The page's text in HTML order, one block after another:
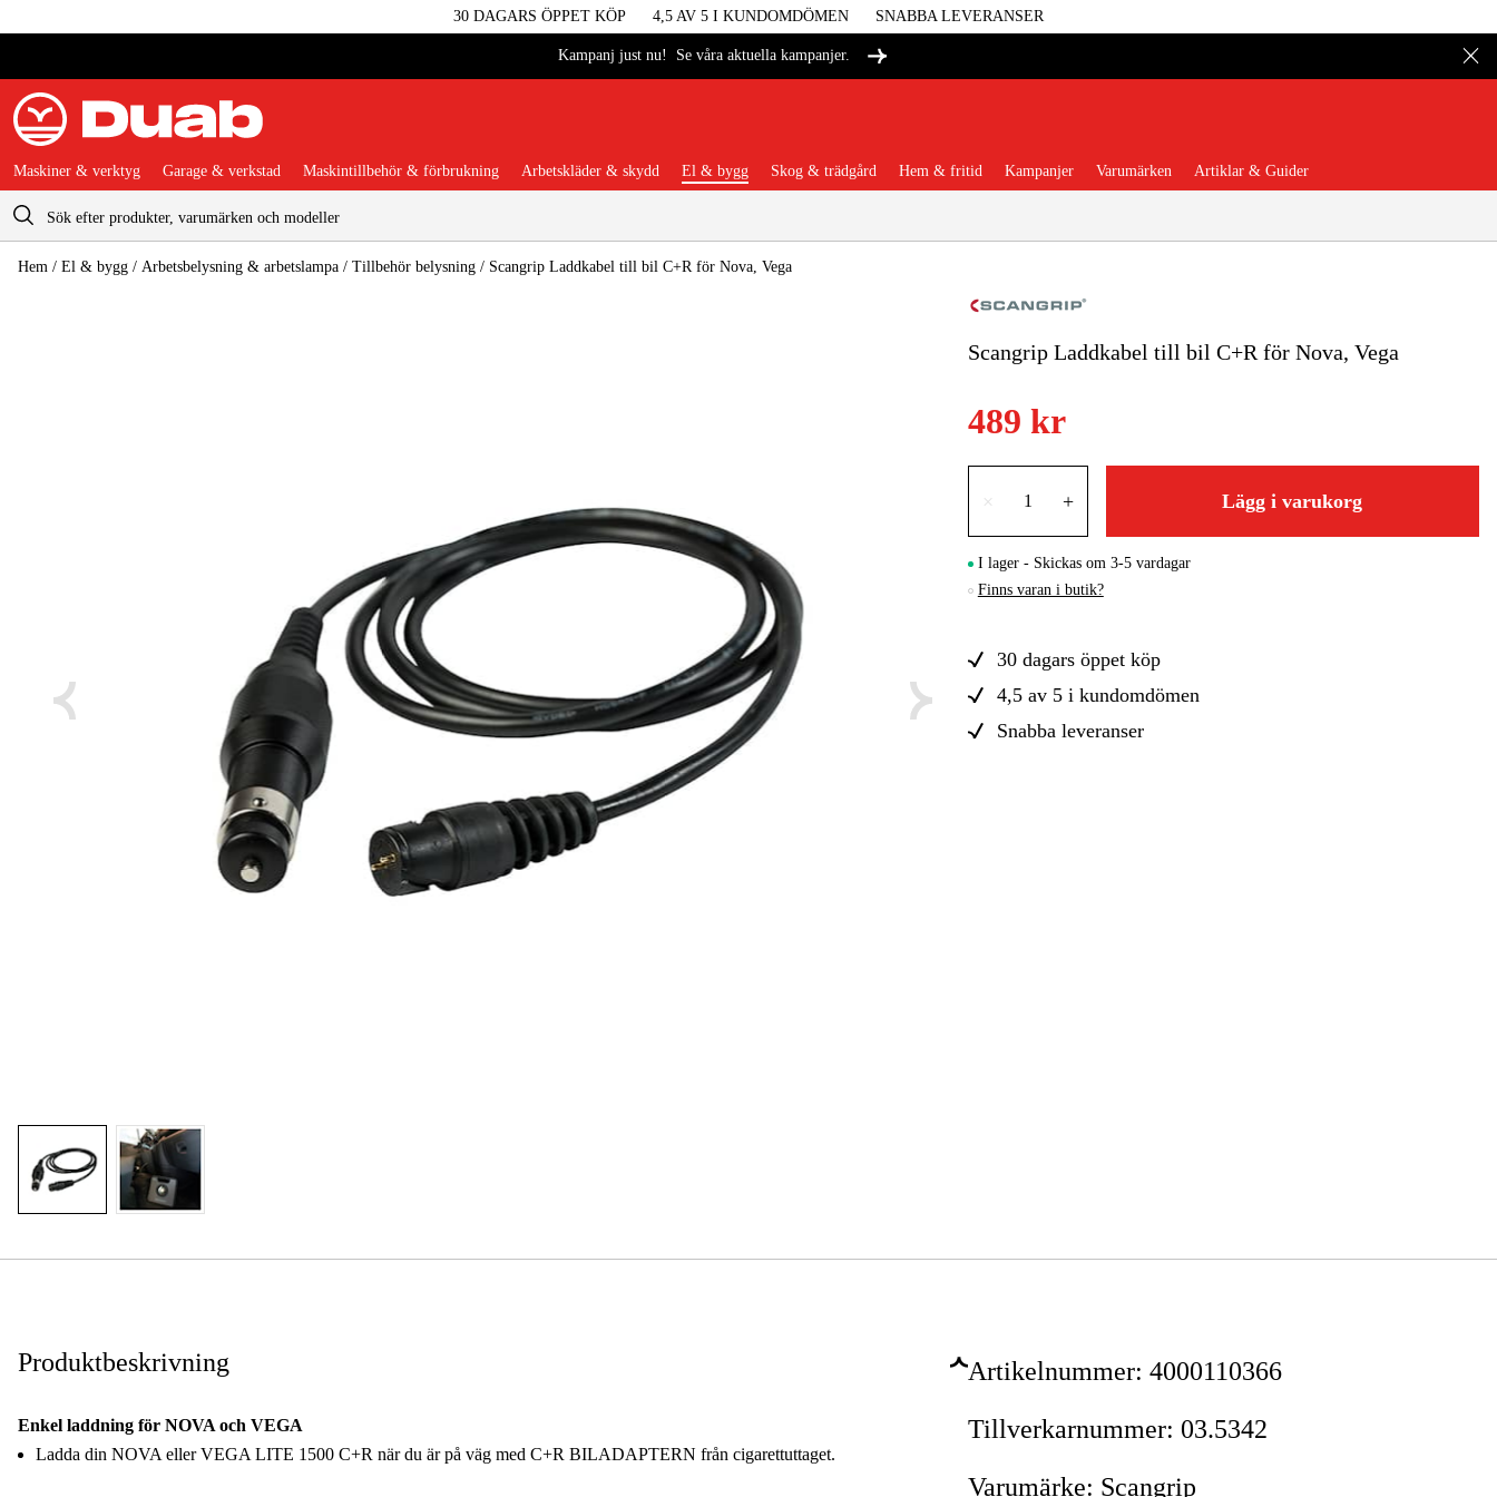
30 DAGARS ÖPPET KÖP 4,5 AV 5 I KUNDOMDÖMEN SNABBA LEVERANSER
Kampanj just nu! Se våra aktuella kampanjer.
Varukorg Populära kategorier
Maskintillbehör & Förbrukning
Arbetskläder & Skydd
El & Bygg
Skog & Trädgård Hem & Fritid
Maskiner & verktyg Garage & verkstad Maskintillbehör & förbrukning Arbetskläder & skydd El & bygg Skog & trädgård Hem & fritid Kampanjer Varumärken Artiklar & Guider
Hem / El & bygg / Arbetsbelysning & arbetslampa / Tillbehör belysning / Scangrip Laddkabel till bil C+R för Nova, Vega
Scangrip Laddkabel till bil C+R för Nova, Vega
489 kr
× + Lägg i varukorg
I lager - Skickas om 3-5 vardagar
Finns varan i butik?
30 dagars öppet köp
4,5 av 5 i kundomdömen
Snabba leveranser
Produktbeskrivning
Enkel laddning för NOVA och VEGA
Ladda din NOVA eller VEGA LITE 1500 C+R när du är på väg med C+R BILADAPTERN från cigarettuttaget.
Artikelnummer: 4000110366
Tillverkarnummer: 03.5342
Varumärke: Scangrip